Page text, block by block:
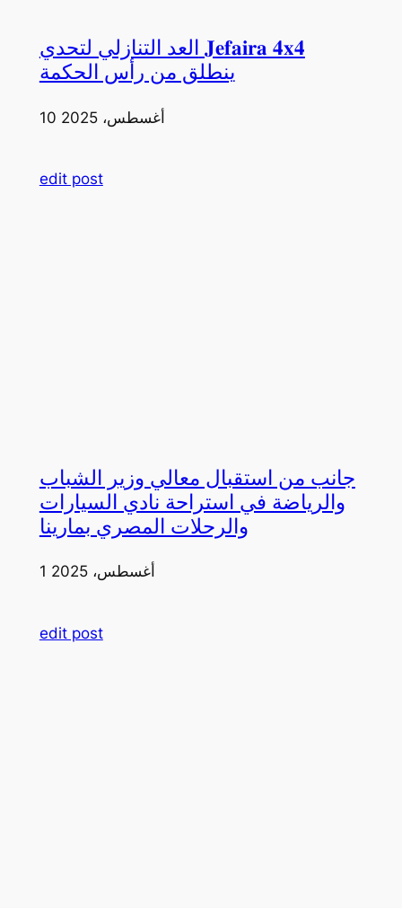
العد التنازلي لتحدي 𝐉𝐞𝐟𝐚𝐢𝐫𝐚 𝟒𝐱𝟒
ينطلق من رأس الحكمة
10 أغسطس، 2025
edit post
جانب من استقبال معالي وزير الشباب
والرياضة في استراحة نادي السيارات
والرحلات المصري بمارينا
1 أغسطس، 2025
edit post